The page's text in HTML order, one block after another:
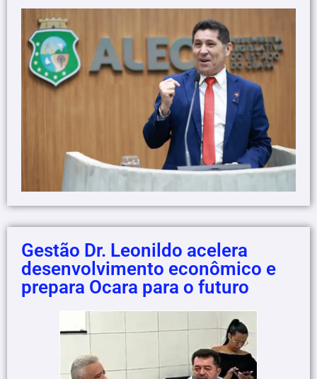
Gestão Dr. Leonildo acelera
desenvolvimento econômico e
prepara Ocara para o futuro